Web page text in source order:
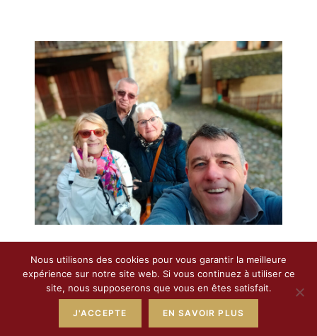
Nous utilisons des cookies pour vous garantir la meilleure
expérience sur notre site web. Si vous continuez à utiliser ce
site, nous supposerons que vous en êtes satisfait.
J'ACCEPTE EN SAVOIR PLUS